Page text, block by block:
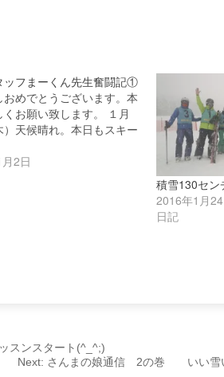
ッフまーくん先生奮闘記①
おめでとうございます。本
お願い致します。 １月
）天候晴れ。本日もスキー
2日
積雪130セン
2016年1月
日記
ンスタート(^_^;)
Next: さんまの娘通信 2の巻 いい雪